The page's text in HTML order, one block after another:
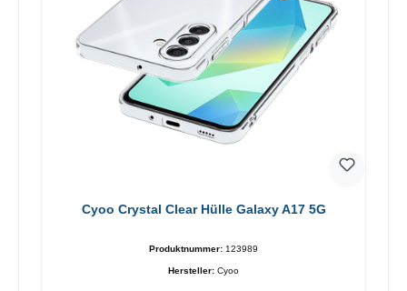
Cyoo Crystal Clear Hülle Galaxy A17 5G
Produktnummer: 123989
Hersteller: Cyoo